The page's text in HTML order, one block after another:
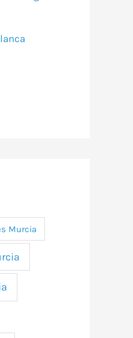
Murcia